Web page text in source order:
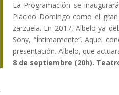
La Programación se
Plácido Domingo como el
zarzuela. En 2017, Albelo ya
Sony, “Íntimamente”. Aquel
presentación. Albelo, que
8 de septiembre (20h).
.